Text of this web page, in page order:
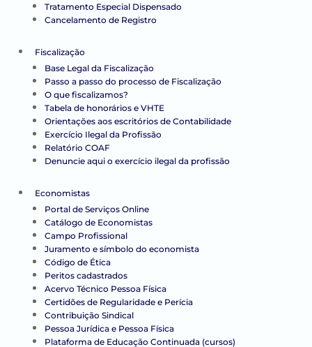
Tratamento Especial Dispensado
Cancelamento de Registro
Fiscalização
Base Legal da Fiscalização
Passo a passo do processo de Fiscalização
O que fiscalizamos?
Tabela de honorários e VHTE
Orientações aos escritórios de Contabilidade
Exercício Ilegal da Profissão
Relatório COAF
Denuncie aqui o exercício ilegal da profissão
Economistas
Portal de Serviços Online
Catálogo de Economistas
Campo Profissional
Juramento e símbolo do economista
Código de Ética
Peritos cadastrados
Acervo Técnico Pessoa Física
Certidões de Regularidade e Perícia
Contribuição Sindical
Pessoa Jurídica e Pessoa Física
Plataforma de Educação Continuada (cursos)